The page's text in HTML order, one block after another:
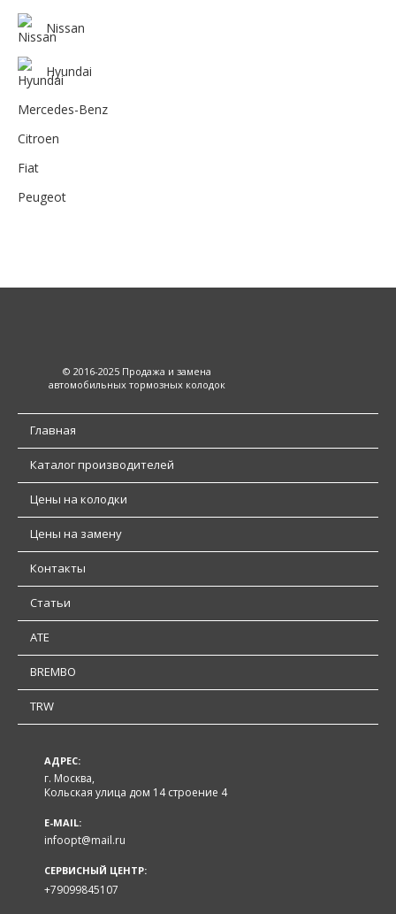
Nissan
Hyundai
Mercedes-Benz
Citroen
Fiat
Peugeot
© 2016-2025 Продажа и замена
автомобильных тормозных колодок
Главная
Каталог производителей
Цены на колодки
Цены на замену
Контакты
Статьи
ATE
BREMBO
TRW
АДРЕС:
г. Москва,
Кольская улица дом 14 строение 4
E-MAIL:
infoopt@mail.ru
СЕРВИСНЫЙ ЦЕНТР:
+79099845107